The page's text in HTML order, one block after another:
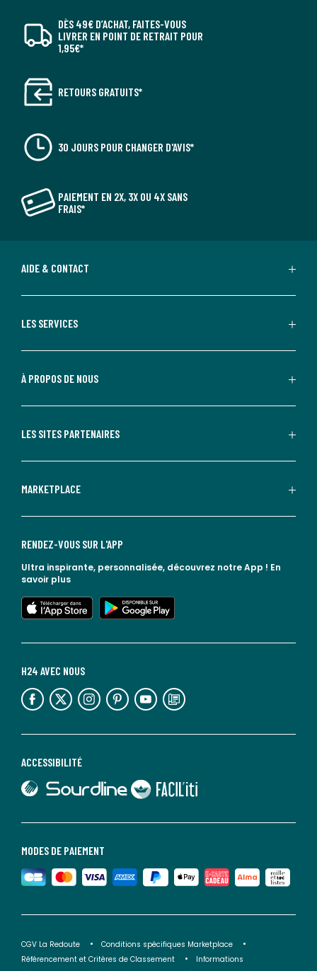
DÈS 49€ D’ACHAT, FAITES-VOUS
LIVRER EN POINT DE RETRAIT POUR
1,95€*
RETOURS GRATUITS*
30 JOURS POUR CHANGER D'AVIS*
PAIEMENT EN 2X, 3X OU 4X SANS
FRAIS*
AIDE & CONTACT
LES SERVICES
À PROPOS DE NOUS
LES SITES PARTENAIRES
MARKETPLACE
MODES DE PAIEMENT
ACCESSIBILITÉ
lien vers Sourdline
lien vers Faciliti
H24 AVEC NOUS
lien vers l'espace réseaux sociaux lien vers l'espace réseaux sociaux lien vers l'espace réseaux sociaux lien vers l'espace réseaux sociaux lien vers l'espace réseaux sociaux lien vers le blog la redoute
RENDEZ-VOUS SUR L'APP
Ultra inspirante, personnalisée, découvrez notre App ! En
savoir plus
lien vers l'app store
lien vers google play
CGV La Redoute
Conditions spécifiques Marketplace
Référencement et Critères de Classement
Informations